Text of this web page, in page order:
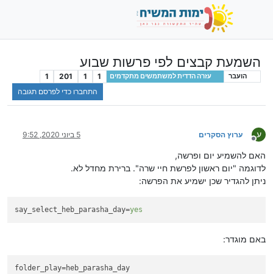
השמעת קבצים לפי פרשות שבוע
הועבר עזרה הדדית למשתמשים מתקדמים 1
1
201
1
התחברו כדי לפרסם תגובה
ע
מנותק
ערוץ הסקרים 5 ביוני 2020, 9:52
האם להשמיע יום ופרשה,
לדוגמה "יום ראשון לפרשת חיי שרה". ברירת מחדל לא.
ניתן להגדיר שכן ישמיע את הפרשה:
say_select_heb_parasha_day=yes
באם מוגדר:
folder_play=heb_parasha_day